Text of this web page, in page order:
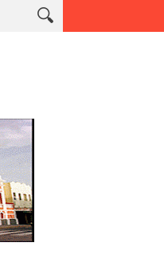
a professora Aila Pinto